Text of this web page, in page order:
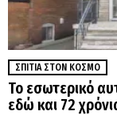
ΣΠΊΤΙΑ ΣΤΟΝ ΚΌΣΜΟ
Το εσωτερικό
εδώ και 72